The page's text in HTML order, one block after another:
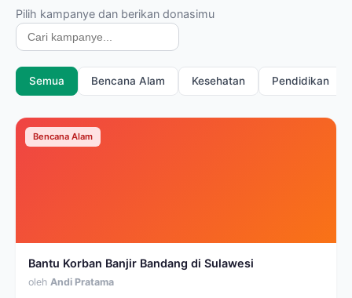
Pilih kampanye dan berikan donasimu
Semua Bencana Alam Kesehatan Pendidikan
Bencana Alam
Bantu Korban Banjir Bandang di Sulawesi
oleh Andi Pratama